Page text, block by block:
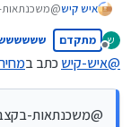
איש קיש
וזו אמורה
שיורידו את
ש
מנותק
מתקדם
@איש-קישכתב ב
@משכנתאות-